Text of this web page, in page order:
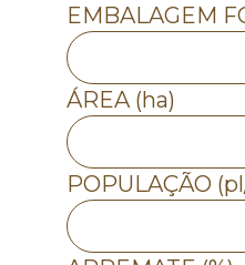
EMBALAGEM
ÁREA (ha)
POPULAÇÃO